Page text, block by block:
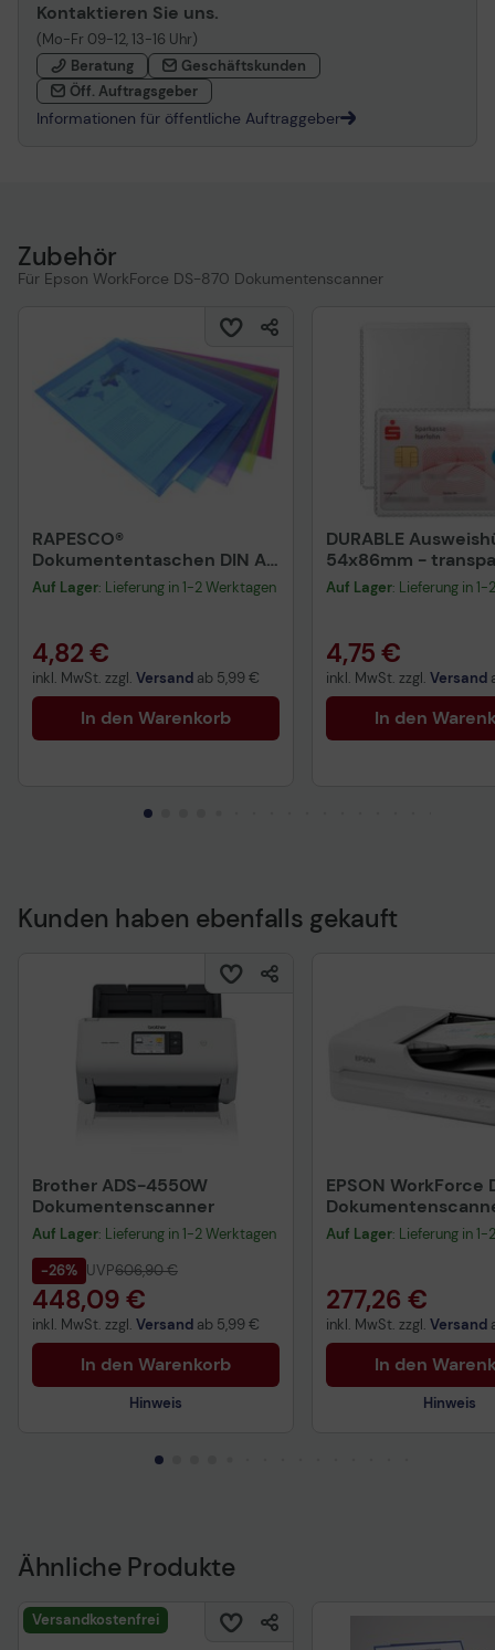
Kontaktieren Sie uns.
(Mo-Fr 09-12, 13-16 Uhr)
Beratung
Geschäftskunden
Öff. Auftragsgeber
Informationen für öffentliche Auftraggeber
Zubehör
Für Epson WorkForce DS-870 Dokumentenscanner
RAPESCO®
Dokumententaschen DIN A4
überbreit genarbt 0.2 mm
Auf Lager: Lieferung in 1-2 Werktagen
4,82 €
inkl. MwSt. zzgl. Versand ab 5,99 €
In den Warenkorb
DURABLE
54x86mm -
Stück
Auf Lager: Lieferung in
4,75 €
inkl. MwSt. zzgl. Versand
In den
Kunden haben ebenfalls gekauft
Brother ADS-4550W
Dokumentenscanner
Auf Lager: Lieferung in 1-2 Werktagen
-26% UVP606,90 €
448,09 €
inkl. MwSt. zzgl. Versand ab 5,99 €
In den Warenkorb
Hinweis
Garantiebedingungen
Vorvertragliche Informationen
EPSON WorkForce
Auf Lager: Lieferung in
277,26 €
inkl. MwSt. zzgl. Versand
In den
Hinweis
Ähnliche Produkte
Versandkostenfrei